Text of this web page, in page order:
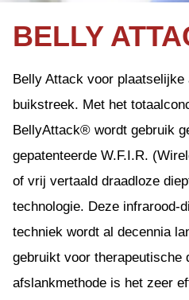
BELLY
Belly Attack voor plaatselijke
buikstreek. Met het
BellyAttack® wordt gebruik
gepatenteerde W.F.I.R.
of vrij vertaald draadloze
technologie. Deze infrarood-
techniek wordt al decennia
gebruikt voor therapeutische
afslankmethode is het zeer